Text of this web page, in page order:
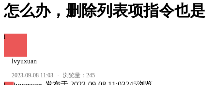
怎么办，删除列表项指令也是
l
lvyuxuan
2023-09-08 11:03 · 浏览量： 245